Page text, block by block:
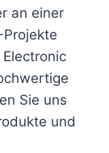
an einer
Sie uns
und